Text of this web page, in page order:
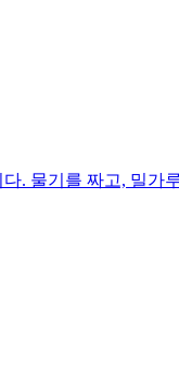
. 물기를 짜고, 밀가